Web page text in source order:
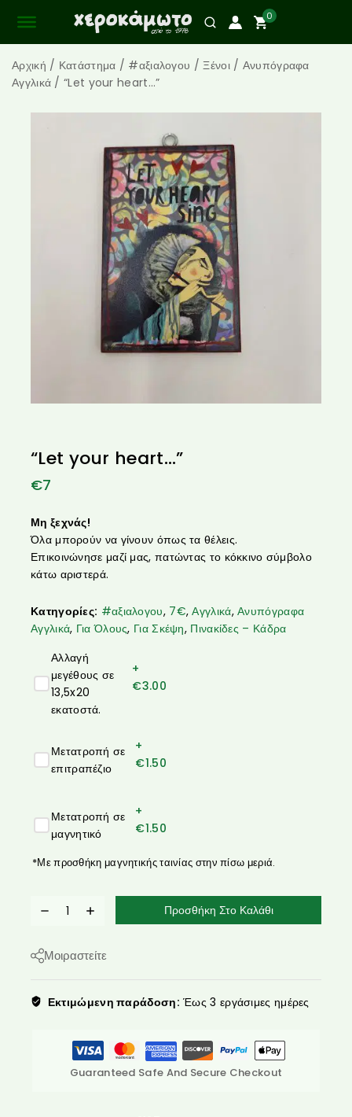
0
Αρχική / Κατάστημα / #αξιαλογου / Ξένοι / Ανυπόγραφα
Αγγλικά / “Let your heart…”
“Let your heart…”
€7
Μη ξεχνάς!
Όλα μπορούν να γίνουν όπως τα θέλεις.
Επικοινώνησε μαζί μας, πατώντας το κόκκινο σύμβολο
κάτω αριστερά.
Κατηγορίες: #αξιαλογου, 7€,Αγγλικά,Ανυπόγραφα
Αγγλικά, Για Όλους, Για Σκέψη, Πινακίδες – Κάδρα
Αλλαγή
μεγέθους σε
13,5x20
εκατοστά.
+
€3.00
Μετατροπή σε
επιτραπέζιο
+
€1.50
Μετατροπή σε
μαγνητικό
+
€1.50
*Με προσθήκη μαγνητικής ταινίας στην πίσω μεριά.
Προσθήκη Στο Καλάθι
Μοιραστείτε
Εκτιμώμενη παράδοση: Έως 3 εργάσιμες ημέρες
Guaranteed Safe And Secure Checkout